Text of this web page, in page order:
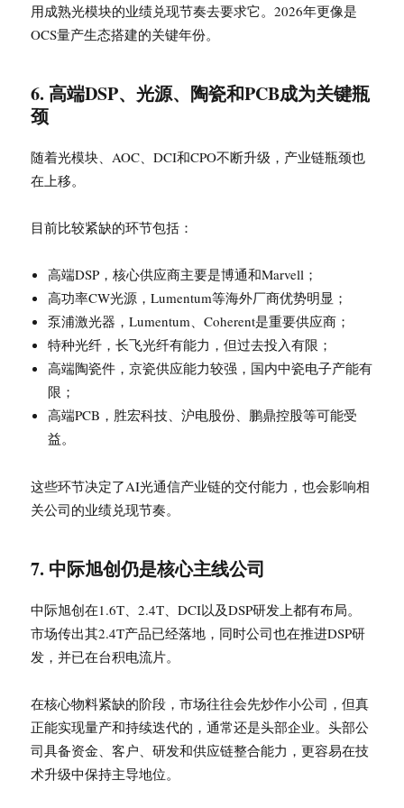
用成熟光模块的业绩兑现节奏去要求它。2026年更像是
OCS量产生态搭建的关键年份。
6. 高端DSP、光源、陶瓷和PCB成为关键瓶
颈
随着光模块、AOC、DCI和CPO不断升级，产业链瓶颈也
在上移。
目前比较紧缺的环节包括：
高端DSP，核心供应商主要是博通和Marvell；
高功率CW光源，Lumentum等海外厂商优势明显；
泵浦激光器，Lumentum、Coherent是重要供应商；
特种光纤，长飞光纤有能力，但过去投入有限；
高端陶瓷件，京瓷供应能力较强，国内中瓷电子产能有
限；
高端PCB，胜宏科技、沪电股份、鹏鼎控股等可能受
益。
这些环节决定了AI光通信产业链的交付能力，也会影响相
关公司的业绩兑现节奏。
7. 中际旭创仍是核心主线公司
中际旭创在1.6T、2.4T、DCI以及DSP研发上都有布局。
市场传出其2.4T产品已经落地，同时公司也在推进DSP研
发，并已在台积电流片。
在核心物料紧缺的阶段，市场往往会先炒作小公司，但真
正能实现量产和持续迭代的，通常还是头部企业。头部公
司具备资金、客户、研发和供应链整合能力，更容易在技
术升级中保持主导地位。